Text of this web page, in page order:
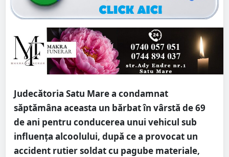
Judecătoria Satu Mare a condamnat
săptămâna aceasta un bărbat în vârstă de 69
de ani pentru conducerea unui vehicul sub
influența alcoolului, după ce a provocat un
accident rutier soldat cu pagube materiale,